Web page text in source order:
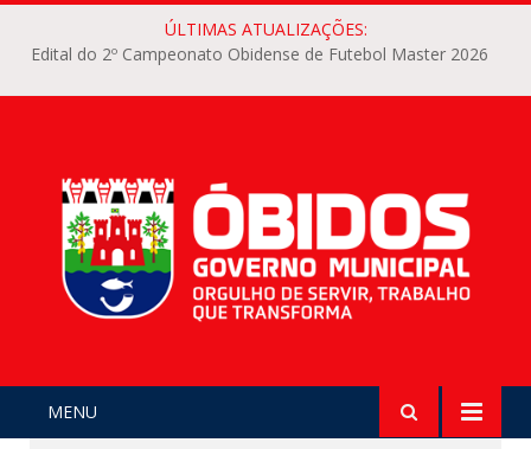
ÚLTIMAS ATUALIZAÇÕES:
Edital do 2º Campeonato Obidense de Futebol Master 2026
MENU